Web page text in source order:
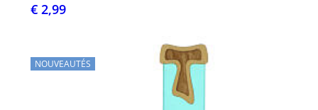
€ 2,99
NOUVEAUTÉS